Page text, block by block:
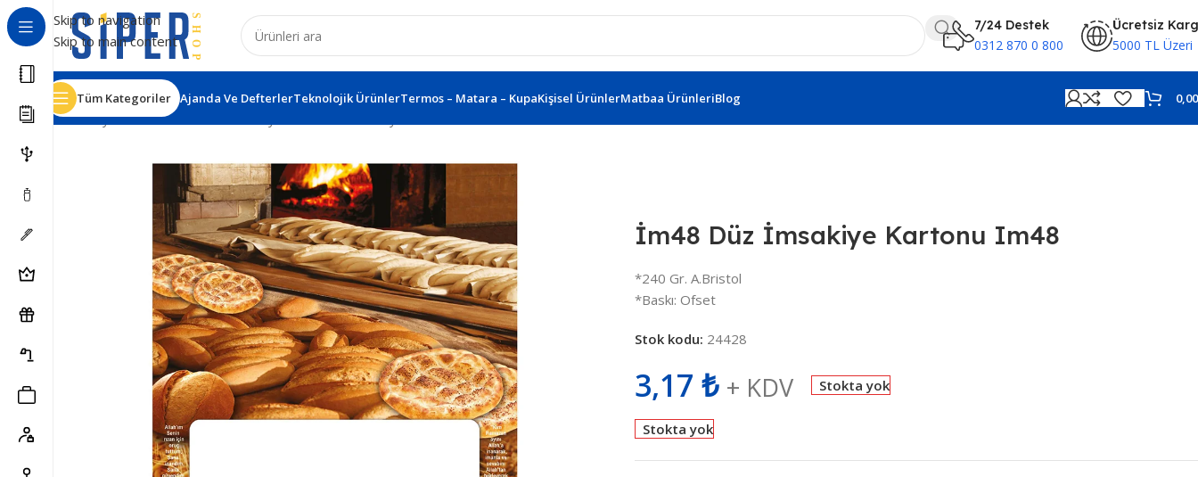
Skip to navigation
Skip to main content
7/24 Destek
0312 870 0 800
Ücretsiz
5000 TL Üzeri
Tüm Kategoriler Ajanda Ve DefterlerTeknolojik ÜrünlerTermos – Matara – KupaKişisel ÜrünlerMatbaa ÜrünleriBlog
Ana Sayfa Matbaa Ürünleri
İm48 Düz İmsakiye Kartonu Im48
*240 Gr. A.Bristol
*Baskı: Ofset
Stok kodu: 24428
3,17 ₺ + KDV Stokta yok
Stokta yok